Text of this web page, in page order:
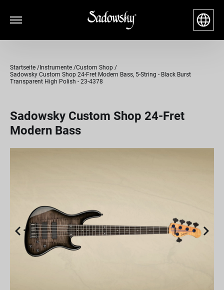
Startseite Instrumente Custom Shop
Sadowsky Custom Shop 24-Fret Modern Bass, 5-String - Black Burst
Transparent High Polish - 23-4378
Sadowsky Custom Shop 24-Fret
Modern Bass